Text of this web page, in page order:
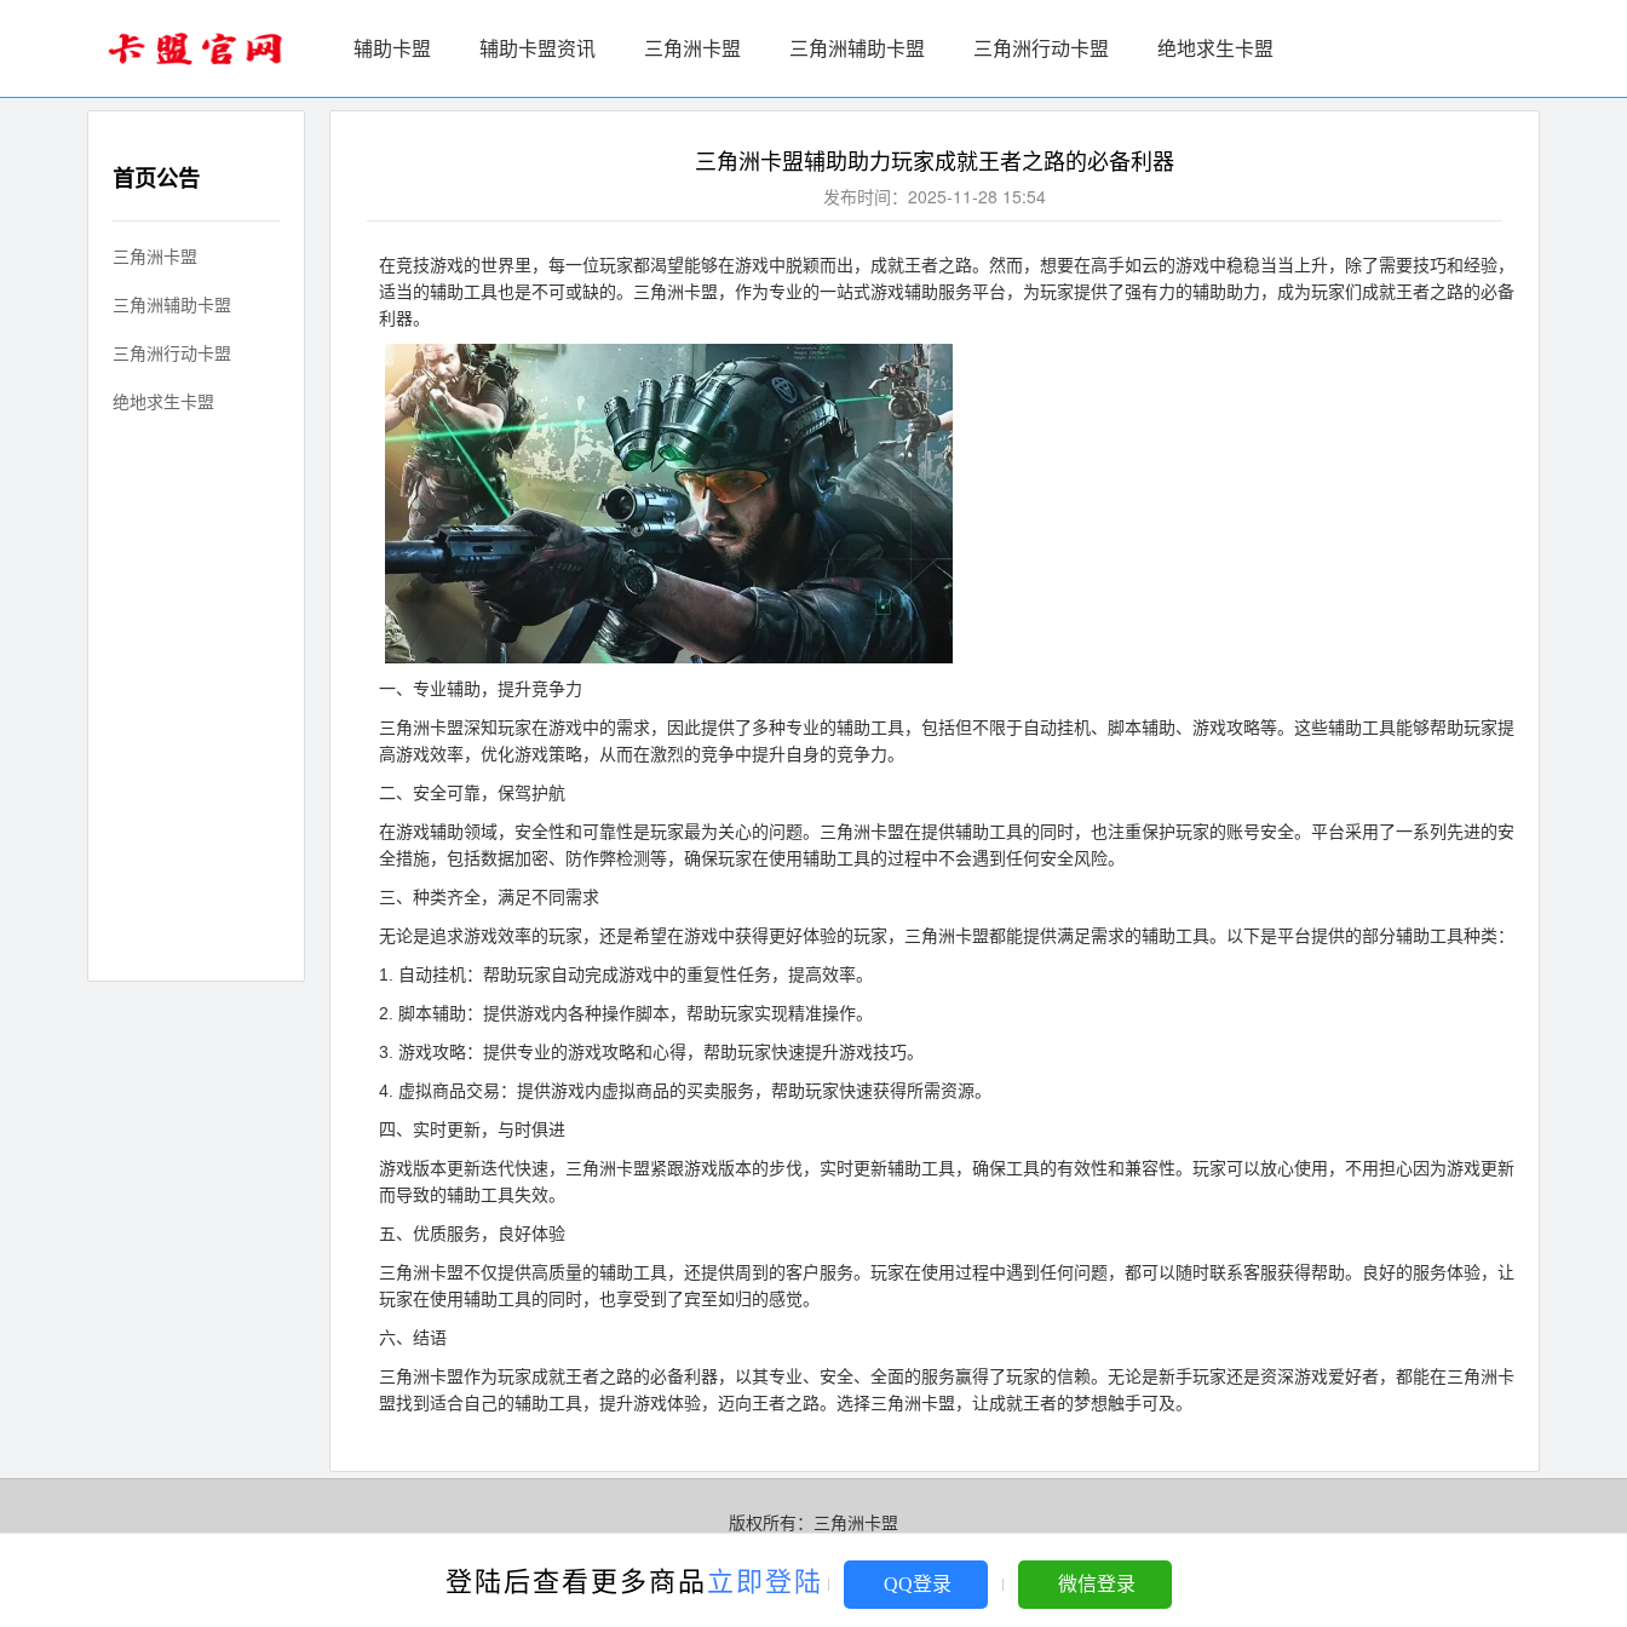
辅助卡盟 辅助卡盟资讯 三角洲卡盟 三角洲辅助卡盟 三角洲行动卡盟 绝地求生卡盟
首页公告
三角洲卡盟
三角洲辅助卡盟
三角洲行动卡盟
绝地求生卡盟
三角洲卡盟辅助助力玩家成就王者之路的必备利器
发布时间：2025-11-28 15:54
在竞技游戏的世界里，每一位玩家都渴望能够在游戏中脱颖而出，成就王者之路。然而，想要在高手如云的游戏中稳稳当当上升，除了需要技巧和经验，
适当的辅助工具也是不可或缺的。三角洲卡盟，作为专业的一站式游戏辅助服务平台，为玩家提供了强有力的辅助助力，成为玩家们成就王者之路的必备
利器。
一、专业辅助，提升竞争力
三角洲卡盟深知玩家在游戏中的需求，因此提供了多种专业的辅助工具，包括但不限于自动挂机、脚本辅助、游戏攻略等。这些辅助工具能够帮助玩家提
高游戏效率，优化游戏策略，从而在激烈的竞争中提升自身的竞争力。
二、安全可靠，保驾护航
在游戏辅助领域，安全性和可靠性是玩家最为关心的问题。三角洲卡盟在提供辅助工具的同时，也注重保护玩家的账号安全。平台采用了一系列先进的安
全措施，包括数据加密、防作弊检测等，确保玩家在使用辅助工具的过程中不会遇到任何安全风险。
三、种类齐全，满足不同需求
无论是追求游戏效率的玩家，还是希望在游戏中获得更好体验的玩家，三角洲卡盟都能提供满足需求的辅助工具。以下是平台提供的部分辅助工具种类：
1. 自动挂机：帮助玩家自动完成游戏中的重复性任务，提高效率。
2. 脚本辅助：提供游戏内各种操作脚本，帮助玩家实现精准操作。
3. 游戏攻略：提供专业的游戏攻略和心得，帮助玩家快速提升游戏技巧。
4. 虚拟商品交易：提供游戏内虚拟商品的买卖服务，帮助玩家快速获得所需资源。
四、实时更新，与时俱进
游戏版本更新迭代快速，三角洲卡盟紧跟游戏版本的步伐，实时更新辅助工具，确保工具的有效性和兼容性。玩家可以放心使用，不用担心因为游戏更新
而导致的辅助工具失效。
五、优质服务，良好体验
三角洲卡盟不仅提供高质量的辅助工具，还提供周到的客户服务。玩家在使用过程中遇到任何问题，都可以随时联系客服获得帮助。良好的服务体验，让
玩家在使用辅助工具的同时，也享受到了宾至如归的感觉。
六、结语
三角洲卡盟作为玩家成就王者之路的必备利器，以其专业、安全、全面的服务赢得了玩家的信赖。无论是新手玩家还是资深游戏爱好者，都能在三角洲卡
盟找到适合自己的辅助工具，提升游戏体验，迈向王者之路。选择三角洲卡盟，让成就王者的梦想触手可及。
版权所有： 三角洲卡盟
皖ICP备2025076920号-4 XML地图
三角洲卡盟-三角洲辅助卡盟平台推荐-低价内部透视自瞄稳定工具科技-绝地求生卡盟
登陆后查看更多商品 立即登陆 QQ登录 微信登录